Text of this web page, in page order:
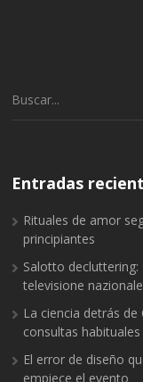
Buscar:
Entradas
Rituales de amor
principiantes
Salotto
televisione
La ciencia detrás
consultas habituales
El error de diseño
empiece el evento